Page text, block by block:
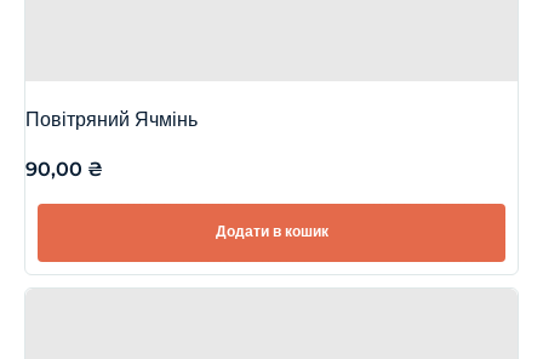
Повітряний Ячмінь
90,00 ₴
Додати в кошик